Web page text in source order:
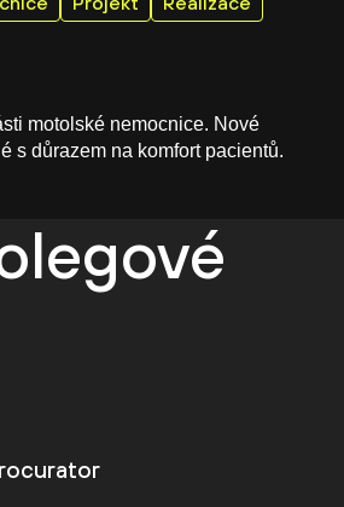
motolské nemocnice. Nové
s důrazem na komfort pacientů.